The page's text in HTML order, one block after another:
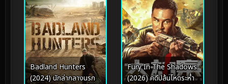
Badland Hunters
(2024) นักล่ากลางนรก
Fury In The Shadows
(2026) คดีปล้นโหดระห่ำ